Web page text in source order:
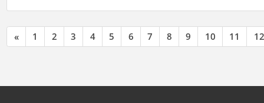
« 1 2 3 4 5 6 7 8 9 10 11 12